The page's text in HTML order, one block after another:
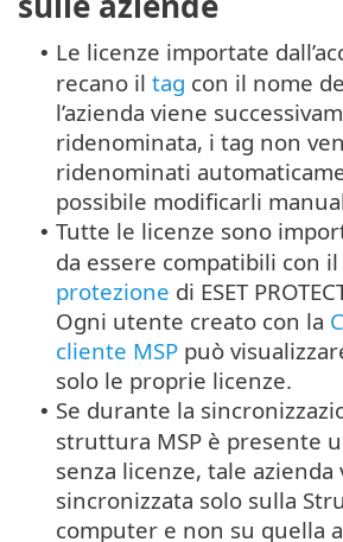
• Le licenze importate
recano il tag con il nome
l’azienda viene
ridenominata, i tag non
ridenominati
possibile modificarli
• Tutte le licenze sono
da essere compatibili con il
protezione di ESET
Ogni utente creato con la
cliente MSP può
solo le proprie licenze.
• Se durante la
struttura MSP è presente
senza licenze, tale azienda
sincronizzata solo sulla
computer e non su quella